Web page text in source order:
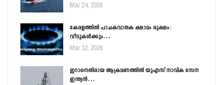
Mar 24, 2026
കേരളത്തിൽ പാചകവാതക ക്ഷാമം രൂക്ഷം:
വീടുകൾക്കും…
Mar 12, 2026
ഇറാനെതിരായ ആക്രമണത്തിൽ യുഎസ് നാവിക സേന
ഇന്ത്യൻ…